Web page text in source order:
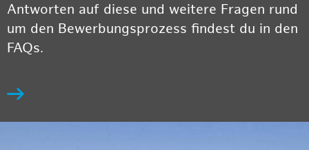
Antworten auf diese und weitere Fragen rund
um den Bewerbungsprozess findest du in den
FAQs.